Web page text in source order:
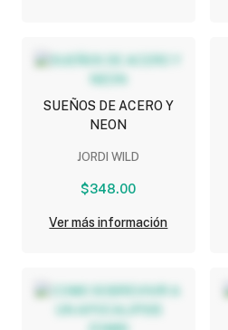
SUEÑOS DE ACERO Y
NEON
JORDI WILD
$348.00
Ver más información